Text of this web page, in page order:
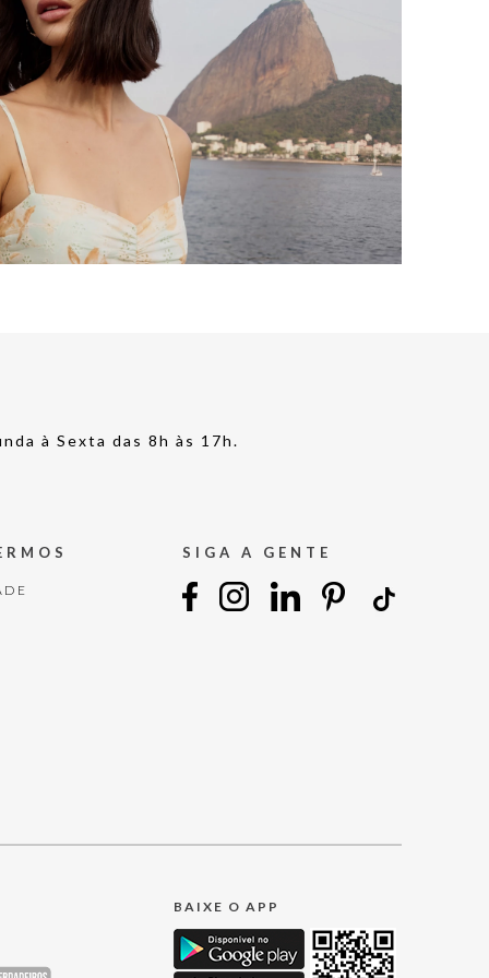
à Sexta das 8h às 17h.
SIGA A GENTE
BAIXE O APP